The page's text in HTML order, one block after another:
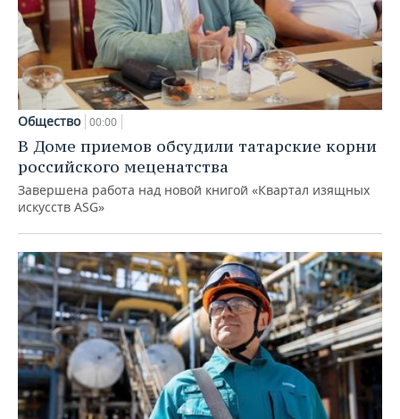
Общество 00:00
В Доме приемов обсудили татарские корни
российского меценатства
Завершена работа над новой книгой «Квартал изящных
искусств ASG»